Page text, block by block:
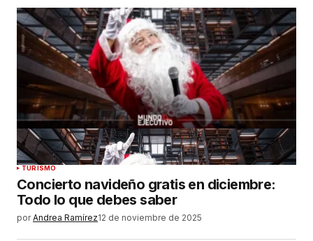
TURISMO
Concierto navideño gratis en diciembre:
Todo lo que debes saber
por Andrea Ramírez12 de noviembre de 2025